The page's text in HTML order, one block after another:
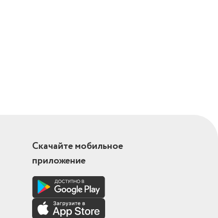
Скачайте мобильное
приложение